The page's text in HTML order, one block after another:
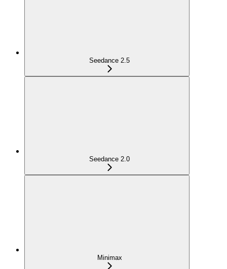
Seedance 2.5
Seedance 2.0
Minimax